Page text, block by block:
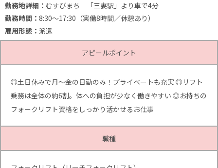
勤務地詳細： むすびまち 「三妻駅」より車で4分
勤務時間： 8:30～17:30（実働8時間／休憩あり）
雇用形態： 派遣
アピールポイント
◎土日休みで月～金の日勤のみ！プライベートも充実 ◎リフト
乗務は全体の約6割。体への負担が少なく働きやすい ◎お持ちの
フォークリフト資格をしっかり活かせるお仕事
職種